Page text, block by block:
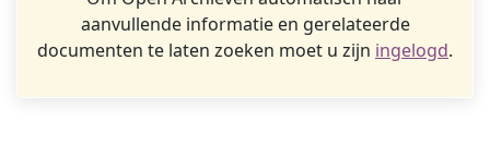
aanvullende informatie en gerelateerde
documenten te laten zoeken moet u zijn ingelogd.